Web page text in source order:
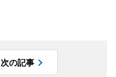
次の記事